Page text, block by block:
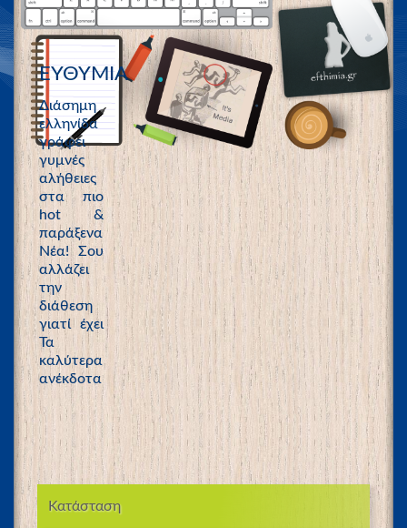
ΕΥΘΥΜΙΑ
Διάσημη
ελληνίδα
γράφει
γυμνές
αλήθειες
στα πιο
hot &
παράξενα
Νέα! Σου
αλλάζει
την
διάθεση
γιατί έχει
Τα
καλύτερα
ανέκδοτα
Κατάσταση